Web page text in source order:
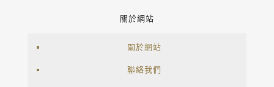
關於網站
關於網站
聯絡我們